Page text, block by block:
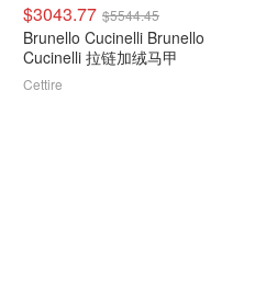
$3043.77 $5544.45
Brunello Cucinelli Brunello
Cucinelli 拉链加绒马甲
Cettire